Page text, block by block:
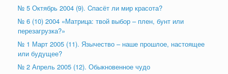
№ 5 Октябрь 2004 (9). Cпасёт ли мир красота?
№ 6 (10) 2004 «Матрица: твой выбор – плен, бунт или
перезагрузка?»
№ 1 Март 2005 (11). Язычество – наше прошлое, настоящее
или будущее?
№ 2 Апрель 2005 (12). Обыкновенное чудо